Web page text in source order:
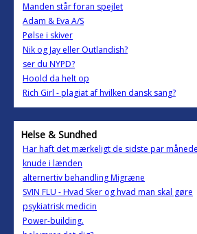
Manden står foran spejlet
Adam & Eva A/S
Pølse i skiver
Nik og Jay eller Outlandish?
ser du NYPD?
Hoold da helt op
Rich Girl - plagiat af hvilken dansk sang?
Helse & Sundhed
Har haft det mærkeligt de sidste par
knude i lænden
alternertiv behandling Migræne
SVIN FLU - Hvad Sker og hvad man skal gøre
psykiatrisk medicin
Power-building.